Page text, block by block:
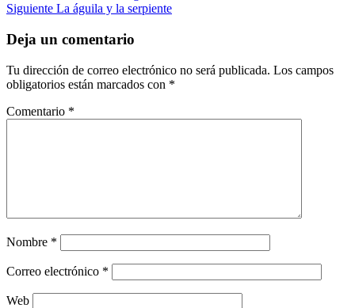
Siguiente La águila y la serpiente
Deja un comentario
Tu dirección de correo electrónico no será publicada. Los campos
obligatorios están marcados con *
Comentario *
Nombre *
Correo electrónico *
Web